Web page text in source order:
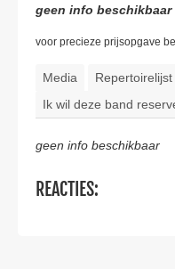
geen info beschikbaar
voor precieze prijsopgave
Media Repertoirelijst
Ik wil deze band
geen info beschikbaar
REACTIES: